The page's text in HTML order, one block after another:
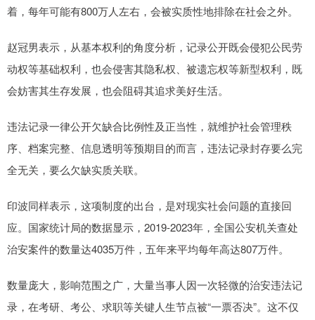
着，每年可能有800万人左右，会被实质性地排除在社会之外。
赵冠男表示，从基本权利的角度分析，记录公开既会侵犯公民劳
动权等基础权利，也会侵害其隐私权、被遗忘权等新型权利，既
会妨害其生存发展，也会阻碍其追求美好生活。
违法记录一律公开欠缺合比例性及正当性，就维护社会管理秩
序、档案完整、信息透明等预期目的而言，违法记录封存要么完
全无关，要么欠缺实质关联。
印波同样表示，这项制度的出台，是对现实社会问题的直接回
应。国家统计局的数据显示，2019-2023年，全国公安机关查处
治安案件的数量达4035万件，五年来平均每年高达807万件。
数量庞大，影响范围之广，大量当事人因一次轻微的治安违法记
录，在考研、考公、求职等关键人生节点被“一票否决”。这不仅